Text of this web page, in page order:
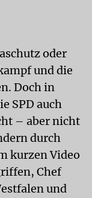
oder
und die
Doch in
SPD auch
– aber nicht
durch
kurzen Video
Chef
und